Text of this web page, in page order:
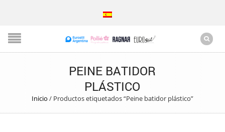
PEINE BATIDOR
PLÁSTICO
Inicio / Productos etiquetados “Peine batidor plástico”